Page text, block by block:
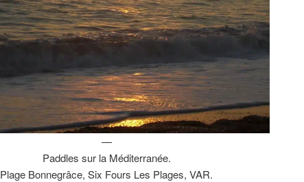
—
Paddles sur la Méditerranée.
Plage Bonnegrâce, Six Fours Les Plages, VAR.